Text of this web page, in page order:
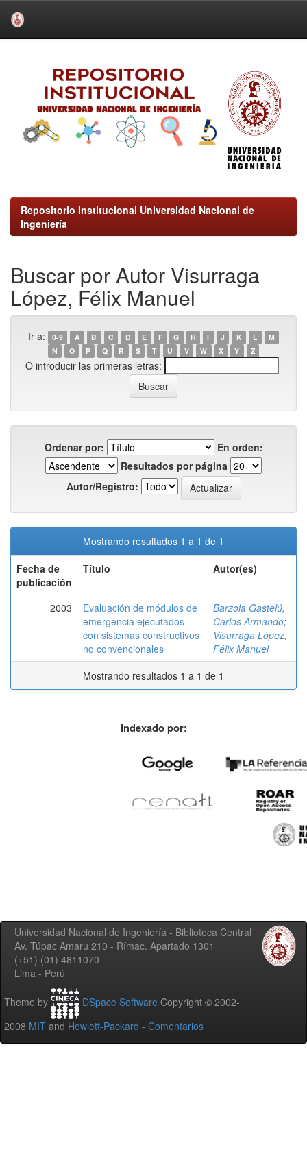
Repositorio Institucional Universidad Nacional de
Ingeniería
Buscar por Autor Visurraga
López, Félix Manuel
Ir a: 0-9 A B C D E F G H I J K L
M
N
O P Q R S T U V W X Y Z
O introducir las primeras letras:
Ordenar por:
En orden:
Resultados por página
Autor/Registro:
Mostrando resultados 1 a 1 de 1
Fecha de
publicación
Título Autor(es)
2003
Evaluación de módulos de
emergencia ejecutados
con sistemas constructivos
no convencionales
Barzola Gastelú,
Carlos Armando;
Visurraga López,
Félix Manuel
Mostrando resultados 1 a 1 de 1
Indexado por:
Universidad Nacional de Ingeniería - Biblioteca Central
Av. Túpac Amaru 210 - Rímac. Apartado 1301
(+51) (01) 4811070
Lima - Perú
Theme by DSpace Software Copyright © 2002-
2008 MIT and Hewlett-Packard - Comentarios